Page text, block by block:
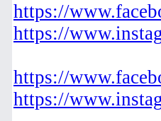
https://
https://
https://
https://